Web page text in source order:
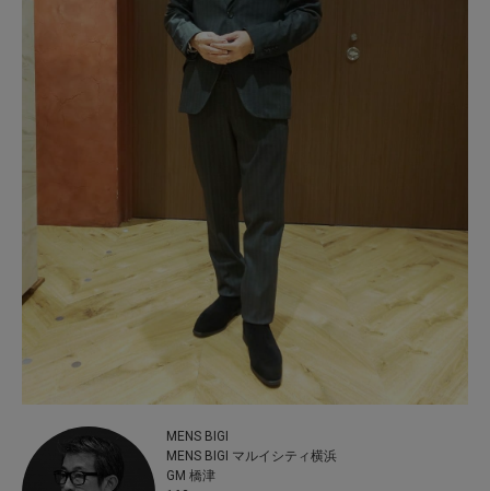
MENS BIGI
MENS BIGI マルイシティ横浜
GM 橋津